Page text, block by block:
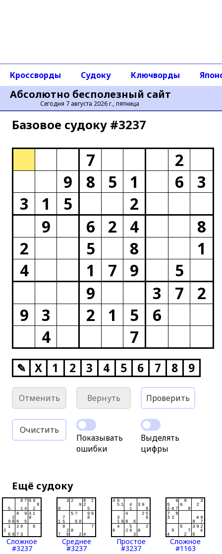
Абсолютно бесполезный сайт
Сегодня 7 августа 2026 г., пятница
Кроссворды Судоку Ключворды
Базовое cудоку #3237
7
2
9
8 5 1 6
3
3
1 5
2
9
6 2 4
8
2
5 8
1
4
1 7 9
5
9
3 7
2
9
3 2 1 5
6
4
7
✎ X 1 2 3 4 5 6 7 8 9
Отменить Вернуть Проверить
Очистить
Показывать
ошибки
Выделять
цифры
Ещё судоку
Сложное
#3237
Среднее
#3237
Простое
#3237
Сложное
#1163